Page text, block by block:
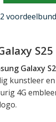
Galaxy
kunstleer
4G